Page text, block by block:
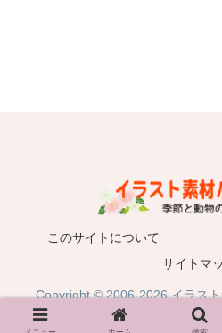
このサイトについて
サイトマ
Copyright © 2006-2026 イラス
Reserved.